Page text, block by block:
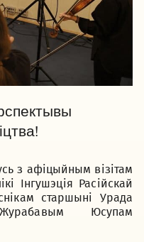
з афіцыйным візітам
Інгушэція Расійскай
старшыні Урада
Юсупам